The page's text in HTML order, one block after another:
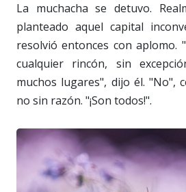
La muchacha se detuvo.
planteado aquel capital
resolvió entonces con aplomo.
cualquier rincón, sin
muchos lugares", dijo él. "No",
no sin razón. "¡Son todos!".